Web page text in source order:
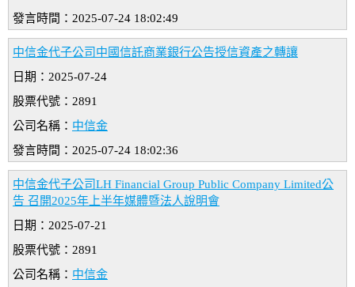
發言時間：2025-07-24 18:02:49
中信金代子公司中國信託商業銀行公告授信資產之轉讓
日期：2025-07-24
股票代號：2891
公司名稱： 中信金
發言時間：2025-07-24 18:02:36
中信金代子公司LH Financial Group Public Company Limited公
告 召開2025年上半年媒體暨法人說明會
日期：2025-07-21
股票代號：2891
公司名稱： 中信金